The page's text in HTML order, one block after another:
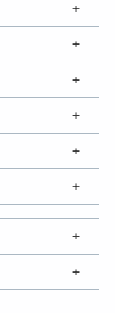
+
+
+
+
+
+
+
+